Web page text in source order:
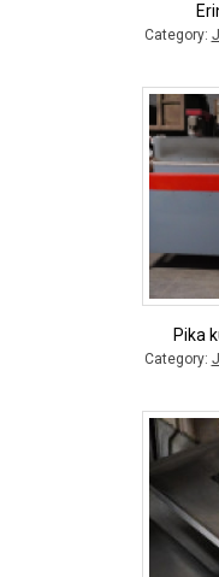
Category:
Pika
Category: